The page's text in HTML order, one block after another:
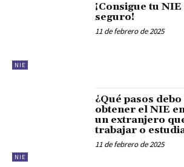
NIE
¡Consigue tu
seguro!
11 de febrero de 2025
NIE
¿Qué pasos
obtener el NIE
un extranjero
trabajar o
11 de febrero de 2025